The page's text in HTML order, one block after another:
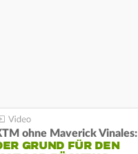
ohne Maverick Vinales:
GRUND FÜR DEN